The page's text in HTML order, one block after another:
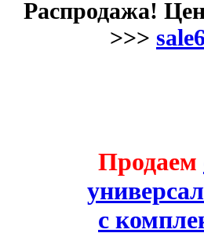
Распродажа!
>>>
Продаем
с